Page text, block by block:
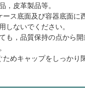
，皮革製品等。
ース底面及び容器底面に
しないでください。
も，品質保持の点から開
ためキャップをしっかり